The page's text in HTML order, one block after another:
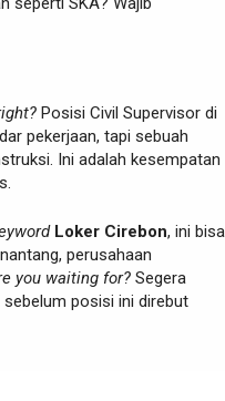
Posisi Civil Supervisor di
pekerjaan, tapi sebuah
Ini adalah kesempatan
Loker Cirebon, ini bisa
perusahaan
you waiting for? Segera
posisi ini direbut